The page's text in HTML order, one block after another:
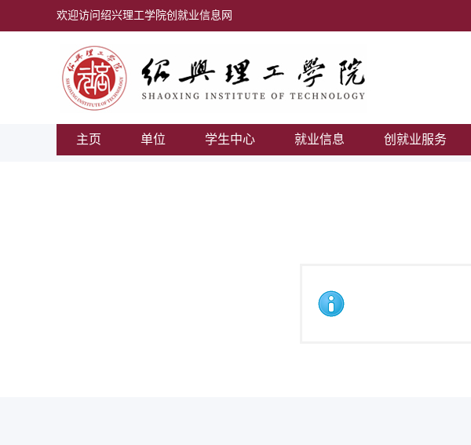
欢迎访问绍兴理工学院创就业信息网
主页 单位 学生中心 就业信息 创就业服务